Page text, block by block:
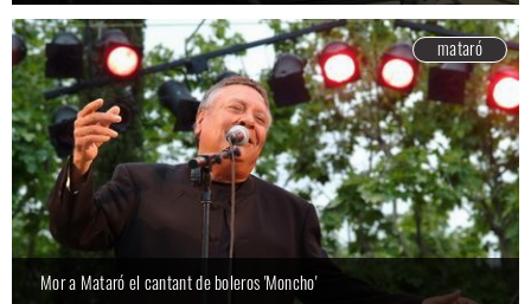
mataró
Mor a Mataró el cantant de boleros 'Moncho'